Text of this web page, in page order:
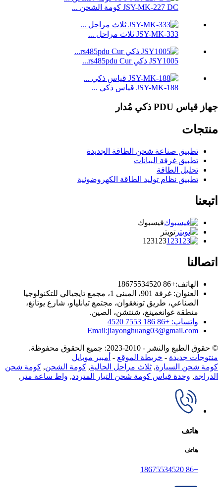
JSY-MK-227 DC كومة الشحن ...
JSY-MK-333 ثلاث مراحل ...
JSY1005 ذكي rs485pdu Cur...
JSY-MK-188 قياس ذكي ...
جهاز قياس PDU ذكي مُدار
منتجات
تطبيق صناعة شحن الطاقة الجديدة
تطبيق غرفة البيانات
تحليل الطاقة
تطبيق نظام توليد الطاقة الكهروضوئية
اتبعنا
فيسبوك
تويتر
123123
اتصالنا
الهاتف:+86 18675534520
العنوان: غرفة 901، المبنى 1، مجمع تايجيالي للتكنولوجيا
الصناعي، طريق تونغقوان، مجتمع تيانلياو، شارع يوتانغ،
منطقة غوانغمينغ، شنتشن، الصين.
واتساب: +86 186 7553 4520
Email:jiayonghuang03@gmail.com
© حقوق الطبع والنشر - 2010-2023: جميع الحقوق محفوظة.
منتوجات جديدة - خريطة الموقع - أمبير موبايل
كومة شحن السيارة, ثلاث مراحل الحالية, كومة الشحن, كومة شحن
الدراجة, وحدة قياس كومة شحن التيار المتردد, واط ساعة متر ,
هاتف
هاتف
+86 18675534520